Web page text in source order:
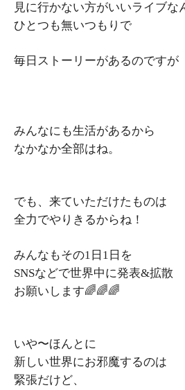
見に行かない方がいいライブな
ひとつも無いつもりで
毎日ストーリーがあるのですが
みんなにも生活があるから
なかなか全部はね。
でも、来ていただけたものは
全力でやりきるからね！
みんなもその1日1日を
SNSなどで世界中に発表&拡散
お願いします🌈🌈🌈
いや〜ほんとに
新しい世界にお邪魔するのは
緊張だけど、